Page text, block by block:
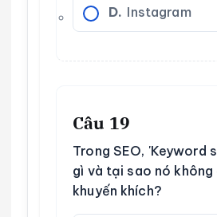
D. Instagram
Câu 19
Trong SEO, 'Keyword
gì và tại sao nó không
khuyến khích?